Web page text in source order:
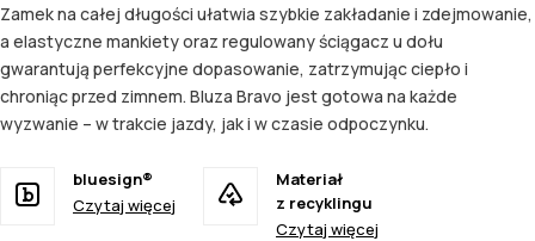
Zamek na całej długości ułatwia szybkie zakładanie i zdejmowanie,
a elastyczne mankiety oraz regulowany ściągacz u dołu
gwarantują perfekcyjne dopasowanie, zatrzymując ciepło i
chroniąc przed zimnem. Bluza Bravo jest gotowa na każde
wyzwanie – w trakcie jazdy, jak i w czasie odpoczynku.
bluesign®
Czytaj więcej
Materiał
z recyklingu
Czytaj więcej